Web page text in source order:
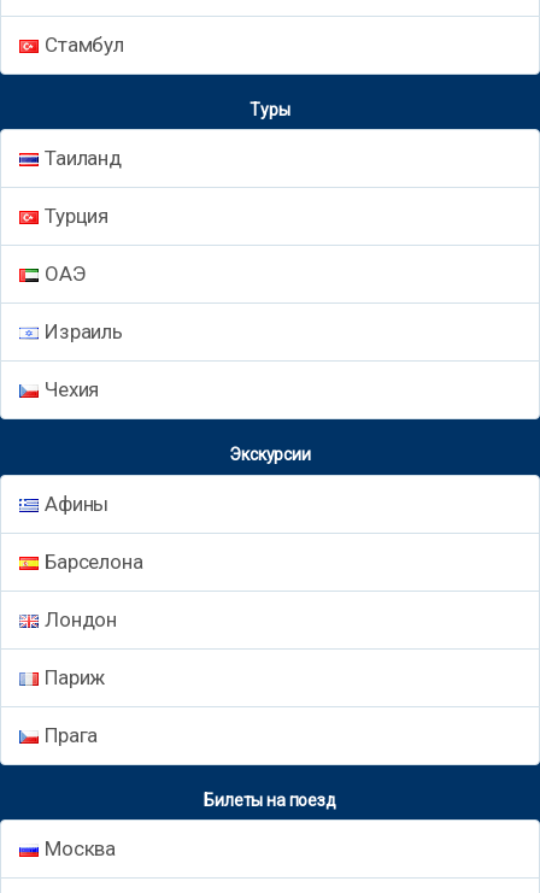
Стамбул
Туры
Таиланд
Турция
ОАЭ
Израиль
Чехия
Экскурсии
Афины
Барселона
Лондон
Париж
Прага
Билеты на поезд
Москва